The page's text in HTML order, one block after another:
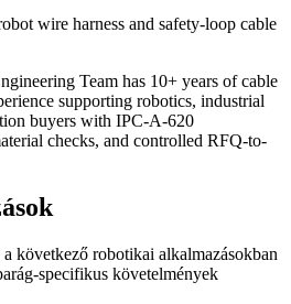
wire harness and safety-loop cable
Team has 10+ years of cable
supporting robotics, industrial
buyers with IPC-A-620
checks, and controlled RFQ-to-
következő robotikai alkalmazásokban
specifikus követelmények